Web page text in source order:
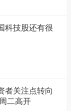
科技股还有很
者关注点转向
二高开